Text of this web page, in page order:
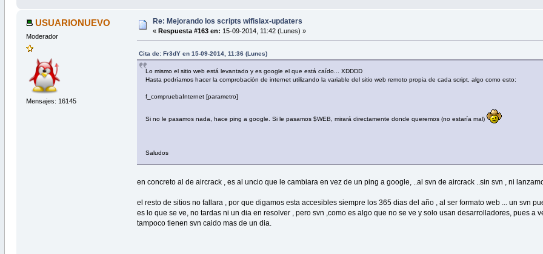
USUARIONUEVO
Moderador
Mensajes: 16145
Re: Mejorando los scripts wifislax-updaters
« Respuesta #163 en: 15-09-2014, 11:42 (Lunes) »
Cita de: Fr3dY en 15-09-2014, 11:36 (Lunes)
Lo mismo el sitio web está levantado y es google el que está caído... XDDDD
Hasta podríamos hacer la comprobación de internet utilizando la variable del sitio web remoto propia de cada script, algo como esto:
f_compruebaInternet [parametro]
Si no le pasamos nada, hace ping a google. Si le pasamos $WEB, mirará directamente donde queremos (no estaría mal)
Saludos
en concreto al de aircrack , es al uncio que le cambiara en vez de un ping a google, ..al svn de aircrack ..sin svn , ni
el resto de sitios no fallara , por que digamos esta accesibles siempre los 365 dias del año , al ser formato web ... un svn
es lo que se ve, no tardas ni un dia en resolver , pero svn ,como es algo que no se ve y solo usan desarrolladores, pues a
tampoco tienen svn caido mas de un dia.